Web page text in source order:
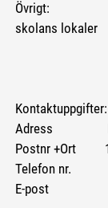
Övrigt:
skolans lokaler
Möte
Individuell
1 timme/
Kontaktuppgifter:
Adress
Postnr +Ort
Telefon nr.
E-post